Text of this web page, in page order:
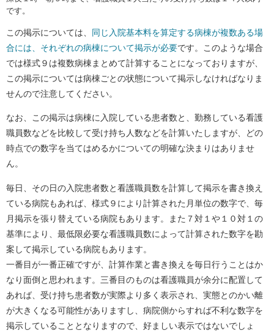
です。
この掲示については、 同じ入院基本料を算定する病棟が複数ある場
合には、それぞれの病棟について掲示が必要です。このような場合
では様式９は複数病棟まとめて計算することになっておりますが、
この掲示については病棟ごとの状態について掲示しなければなりま
せんので注意してください。
なお、この掲示は病棟に入院している患者数と、勤務している看護
職員数などを比較して受け持ち人数などを計算いたしますが、どの
時点での数字を当てはめるかについての明確な決まりはありませ
ん。
毎日、その日の入院患者数と看護職員数を計算して掲示を書き換え
ている病院もあれば、様式９により計算された月単位の数字で、毎
月掲示を張り替えている病院もあります。また７対１や１０対１の
基準により、最低限必要な看護職員数によって計算された数字を勘
案して掲示している病院もあります。
一番目が一番正確ですが、計算作業と書き換えを毎日行うことはか
なり面倒と思われます。三番目のものは看護職員が余分に配置して
あれば、受け持ち患者数が実際より多く表示され、実態とのかい離
が大きくなる可能性がありますし、病院側からすれば不利な数字を
掲示していることとなりますので、好ましい表示ではないでしょ